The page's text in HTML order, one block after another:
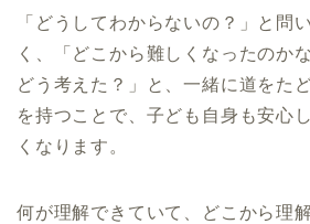
「どうしてわからないの？」と問
く、「どこから難しくなったのか
どう考えた？」と、一緒に道をた
を持つことで、子ども自身も安心
くなります。
何が理解できていて、どこから理